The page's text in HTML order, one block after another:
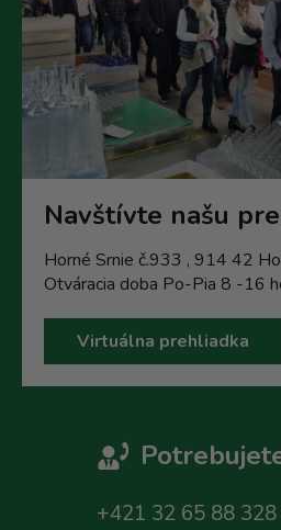
Navštívte našu
Horné Srnie č.933 , 914 42
Otváracia doba Po-Pia 8 -16
Virtuálna prehliadka
+421 32 65 88 328